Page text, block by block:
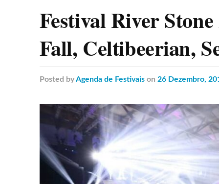
Festival River
Fall, Celtibeerian,
Posted byAgenda de Festivais on 26 Dezembro,